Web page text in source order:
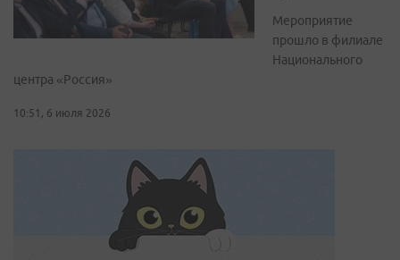
Мероприятие
прошло в филиале
Национального
центра «Россия»
10:51, 6 июля 2026